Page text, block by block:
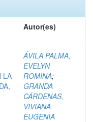
Autor(es)
LA
ÁVILA PALMA,
EVELYN
ROMINA;
GRANDA
CÁRDENAS,
VIVIANA
EUGENIA